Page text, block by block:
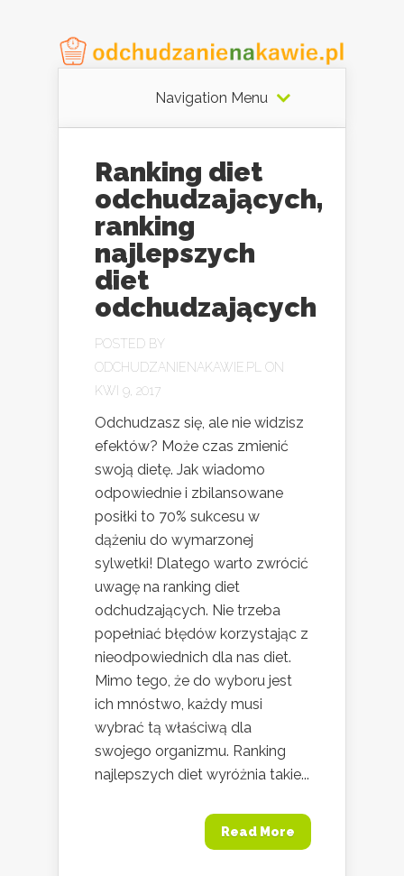
Navigation Menu
Ranking diet
odchudzających,
ranking
najlepszych
diet
odchudzających
POSTED BY
ODCHUDZANIENAKAWIE.PL
ON
KWI 9, 2017
Odchudzasz się, ale nie widzisz
efektów? Może czas zmienić
swoją dietę. Jak wiadomo
odpowiednie i zbilansowane
posiłki to 70% sukcesu w
dążeniu do wymarzonej
sylwetki! Dlatego warto zwrócić
uwagę na ranking diet
odchudzających. Nie trzeba
popełniać błędów korzystając z
nieodpowiednich dla nas diet.
Mimo tego, że do wyboru jest
ich mnóstwo, każdy musi
wybrać tą właściwą dla
swojego organizmu. Ranking
najlepszych diet wyróżnia takie...
Read More